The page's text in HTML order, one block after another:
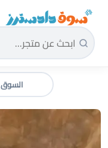
سوق دادسترز الرئيسية
السوق